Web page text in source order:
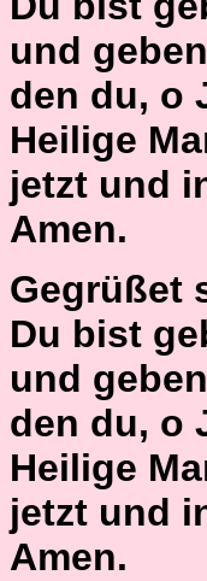
und
den du, o
Heilige
jetzt und
Amen.
Gegrüßet
Du bist
und
den du, o
Heilige
jetzt und
Amen.